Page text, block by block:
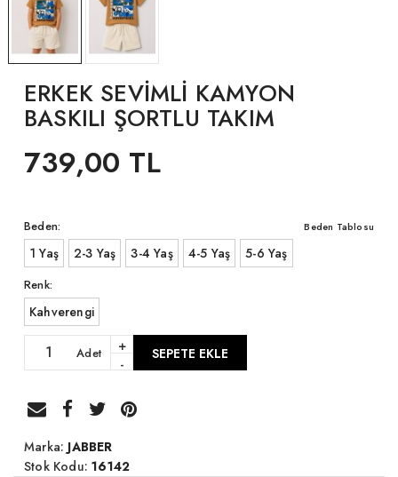
ERKEK SEVİMLİ KAMYON
BASKILI ŞORTLU TAKIM
739,00 TL
Beden: Beden Tablosu
1 Yaş 2-3 Yaş 3-4 Yaş 4-5 Yaş 5-6 Yaş
Renk:
Kahverengi
Adet
+
-
SEPETE EKLE
Marka:JABBER
Stok Kodu:16142